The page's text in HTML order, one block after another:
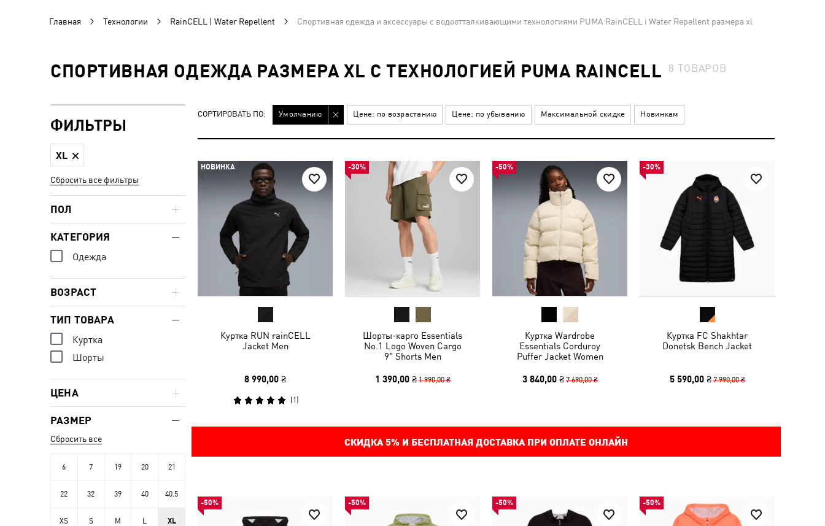
Главная Технологии RainCELL | Water Repellent Спортивная одежда и аксессуары с водоотталкивающими технологиями PUMA RainCELL і Water Repellent размера xl
СПОРТИВНАЯ ОДЕЖДА РАЗМЕРА XL С ТЕХНОЛОГИЕЙ PUMA RAINCELL 8ТОВАРОВ
СОРТИРОВАТЬ ПО: Умолчанию Цене: по возрастанию Цене: по убыванию Максимальной скидке Новинкам
НОВИНКА
Куртка RUN rainCELL
Jacket Men
8 990,00 ₴
(1 )
-30%
Шорты-карго Essentials
No.1 Logo Woven Cargo
9" Shorts Men
1 390,00 ₴ 1 990,00 ₴
-50%
Куртка Wardrobe
Essentials Corduroy
Puffer Jacket Women
3 840,00 ₴ 7 690,00 ₴
-30%
Куртка FC Shakhtar
Donetsk Bench Jacket
5 590,00 ₴ 7 990,00 ₴
СКИДКА 5% И БЕСПЛАТНАЯ ДОСТАВКА ПРИ ОПЛАТЕ ОНЛАЙН
-50% -50% -50% -50%
ФИЛЬТРЫ
XL
Сбросить все фильтры
ПОЛ
КАТЕГОРИЯ
Одежда
ВОЗРАСТ
ТИП ТОВАРА
Куртка
Шорты
ЦЕНА
РАЗМЕР
Сбросить все
6 7 19 20 21
22 32 39 40 40.5
XS S M L XL